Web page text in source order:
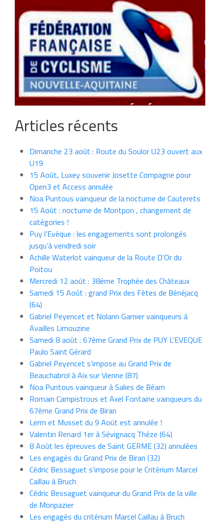
Articles récents
Dimanche 23 août : Route du Soulor U23 ouvert aux
U19
15 Août, Luxey souvenir Josette Compagne pour
Open3 et Access annulée
Noa Puntous vainqueur de la nocturne de Cauterets
15 Août : nocturne de Montpon , changement de
catégories !
Puy l’Evèque : les engagements sont prolongés
jusqu’à vendredi soir
Achille Waterlot vainqueur de la Route D’Or du
Poitou
Mercredi 12 août : 38ème Trophée des Châteaux
Samedi 15 Août : grand Prix des Fêtes de Bénéjacq
(64)
Gabriel Peyencet et Nolann Garnier vainqueurs à
Availles Limouzine
Samedi 8 août : 67ème Grand Prix de PUY L’EVEQUE
Paulo Saint Gérard
Gabriel Peyencet s’impose au Grand Prix de
Beauchabrol à Aix sur Vienne (87)
Noa Puntous vainqueur à Salies de Béarn
Romain Campistrous et Axel Fontaine vainqueurs du
67ème Grand Prix de Biran
Lerm et Musset du 9 Août est annulée !
Valentin Renard 1er à Sévignacq Théze (64)
8 Août les épreuves de Saint GERME (32) annulées
Les engagés du Grand Prix de Biran (32)
Cédric Bessaguet s’impose pour le Critérium Marcel
Caillau à Bruch
Cédric Bessaguet vainqueur du Grand Prix de la ville
de Monpazier
Les engagés du critérium Marcel Caillau à Bruch